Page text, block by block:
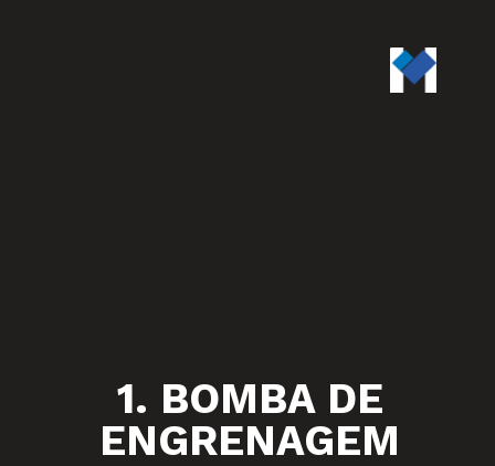
1. BOMBA DE
ENGRENAGEM